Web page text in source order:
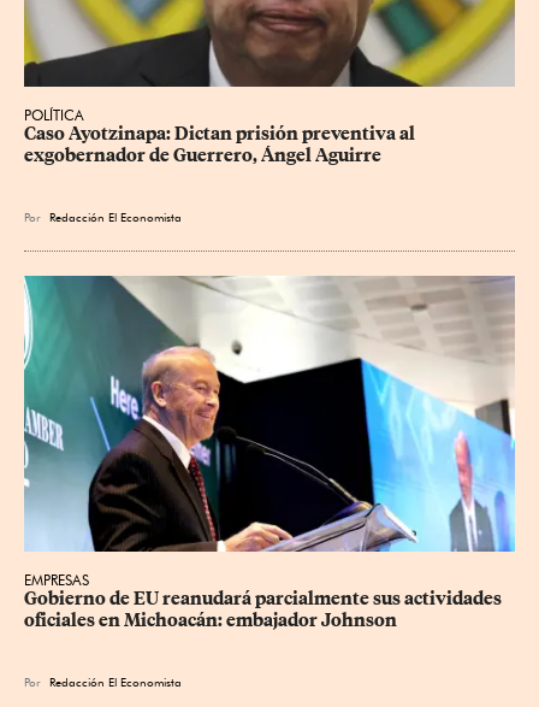
POLÍTICA
Caso Ayotzinapa: Dictan prisión preventiva al
exgobernador de Guerrero, Ángel Aguirre
Por Redacción El Economista
EMPRESAS
Gobierno de EU reanudará parcialmente sus actividades
oficiales en Michoacán: embajador Johnson
Por Redacción El Economista